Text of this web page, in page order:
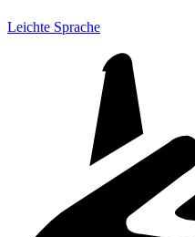
Leichte Sprache